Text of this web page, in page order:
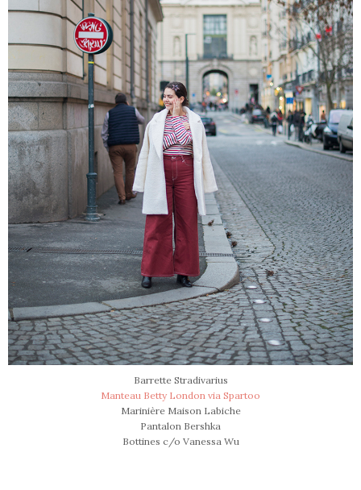
Barrette Stradivarius
Manteau Betty London via Spartoo
Marinière Maison Labiche
Pantalon Bershka
Bottines c/o Vanessa Wu